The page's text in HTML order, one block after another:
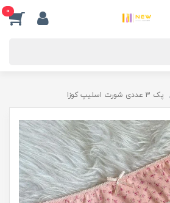
0
پک 3 عددی شورت اسلیپ کوزا